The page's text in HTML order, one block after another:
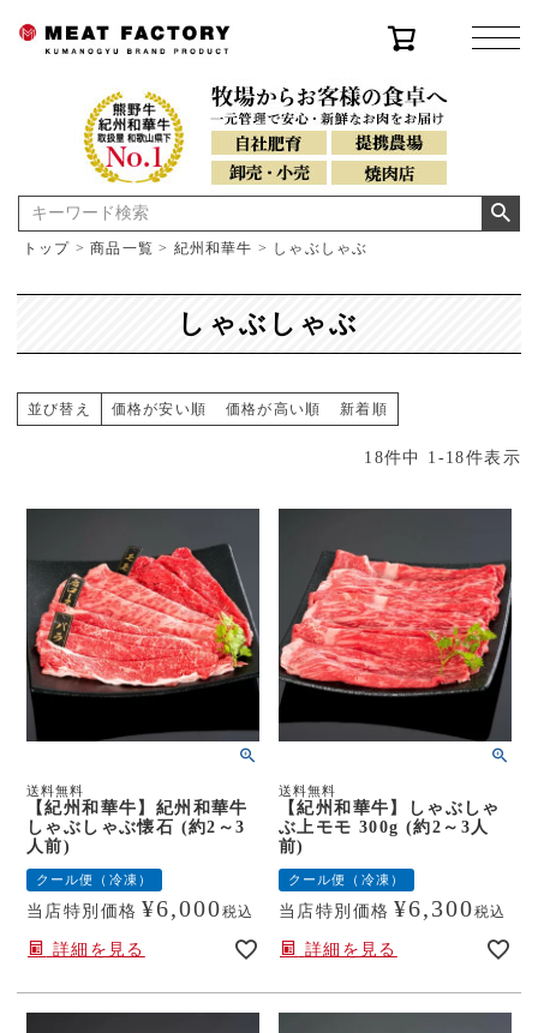
トップ 商品一覧 紀州和華牛 しゃぶしゃぶ
しゃぶしゃぶ
並び替え 価格が安い順 価格が高い順 新着順
18件中 1 -18件表示
送料無料
【紀州和華牛】紀州和華牛
しゃぶしゃぶ懐石 (約2～3
人前)
クール便（冷凍）
当店特別価格 ¥6,000税込
詳細を見る
送料無料
【紀州和華牛】しゃぶしゃ
ぶ上モモ 300g (約2～3人
前)
クール便（冷凍）
当店特別価格 ¥6,300税込
詳細を見る